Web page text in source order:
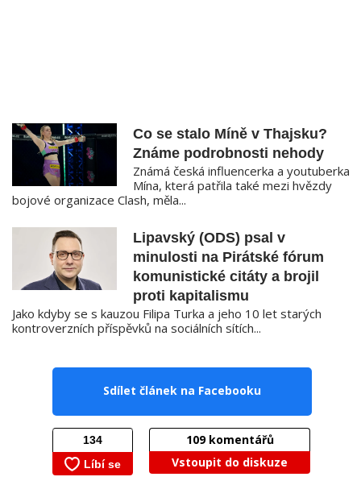
Co se stalo Míně v Thajsku?
Známe podrobnosti nehody
Známá česká influencerka a youtuberka
Mína, která patřila také mezi hvězdy
bojové organizace Clash, měla...
Lipavský (ODS) psal v
minulosti na Pirátské fórum
komunistické citáty a brojil
proti kapitalismu
Jako kdyby se s kauzou Filipa Turka a jeho 10 let starých
kontroverzních příspěvků na sociálních sítích...
Sdílet článek na Facebooku
109komentářů
Vstoupit do diskuze